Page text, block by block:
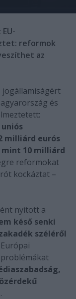
reformok
az
jogállamiságért
és
milliárd eurós
mint 10 milliárd
reformokat
kockáztat –
nyitott a
késő senki
széléről
Európai
.